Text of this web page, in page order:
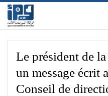
Le président de
un message écrit
Conseil de